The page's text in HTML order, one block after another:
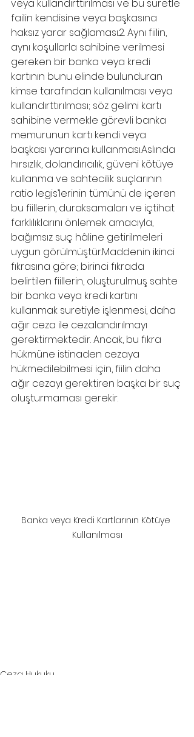
veya kullandırttırılması ve bu suretle
failin kendisine veya başkasına
haksız yarar sağlaması.2. Aynı fiilin,
aynı koşullarla sahibine verilmesi
gereken bir banka veya kredi
kartının bunu elinde bulunduran
kimse tarafından kullanılması veya
kullandırttırılması; söz gelimi kartı
sahibine vermekle görevli banka
memurunun kartı kendi veya
başkası yararına kullanması.Aslında
hırsızlık, dolandırıcılık, güveni kötüye
kullanma ve sahtecilik suçlarının
ratio legis’lerinin tümünü de içeren
bu fiillerin, duraksamaları ve içtihat
farklılıklarını önlemek amacıyla,
bağımsız suç hâline getirilmeleri
uygun görülmüştür.Maddenin ikinci
fıkrasına göre; birinci fıkrada
belirtilen fiillerin, oluşturulmuş sahte
bir banka veya kredi kartını
kullanmak suretiyle işlenmesi, daha
ağır ceza ile cezalandırılmayı
gerektirmektedir. Ancak, bu fıkra
hükmüne istinaden cezaya
hükmedilebilmesi için, fiilin daha
ağır cezayı gerektiren başka bir suç
oluşturmaması gerekir.
Banka veya Kredi Kartlarının Kötüye
Kullanılması
Ceza Hukuku